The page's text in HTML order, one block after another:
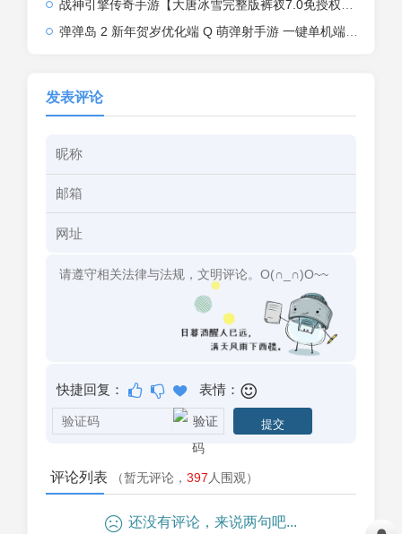
战神引擎传奇手游【大唐冰雪完整版裤衩7.0免授权】2026整理特色服务端+寒冬之城+万象古城+天威大陆+大唐盛世【站长亲测】
弹弹岛 2 新年贺岁优化端 Q 萌弹射手游 一键单机端 + Linux 手工端 + GM 后台 + 安卓 iOS 双端带教程
发表评论
快捷回复： 表情：
评论列表 （暂无评论， 397 人围观）
还没有评论，来说两句吧...